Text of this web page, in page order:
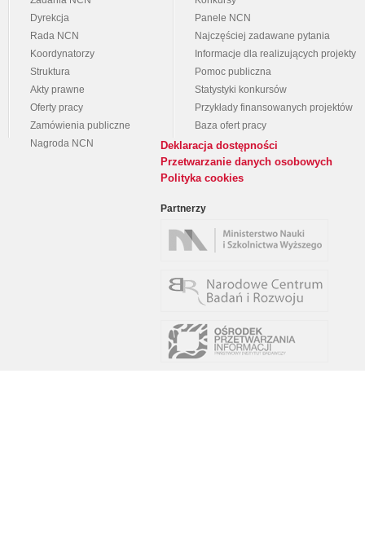
Dyrekcja
Rada NCN
Koordynatorzy
Struktura
Akty prawne
Oferty pracy
Zamówienia publiczne
Nagroda NCN
Panele NCN
Najczęściej zadawane pytania
Informacje dla realizujących projekty
Pomoc publiczna
Statystyki konkursów
Przykłady finansowanych projektów
Baza ofert pracy
Deklaracja dostępności
Przetwarzanie danych osobowych
Polityka cookies
Partnerzy